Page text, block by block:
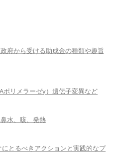
府から受ける助成金の種類や趣旨
ポリメラーゼγ）遺伝子変異など
水、咳、発熱
とるべきアクションと実践的なプ